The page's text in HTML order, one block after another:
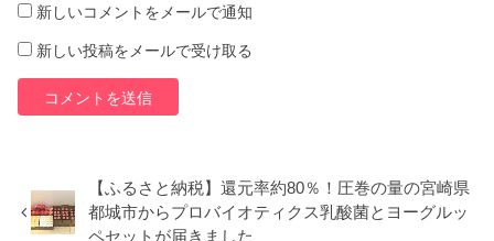
新しいコメントをメールで通知
新しい投稿をメールで受け取る
【ふるさと納税】還元率約80％！圧巻の量の宮崎県
都城市からプロバイオティクス乳酸菌とヨーグルッ
ペセットが届きました